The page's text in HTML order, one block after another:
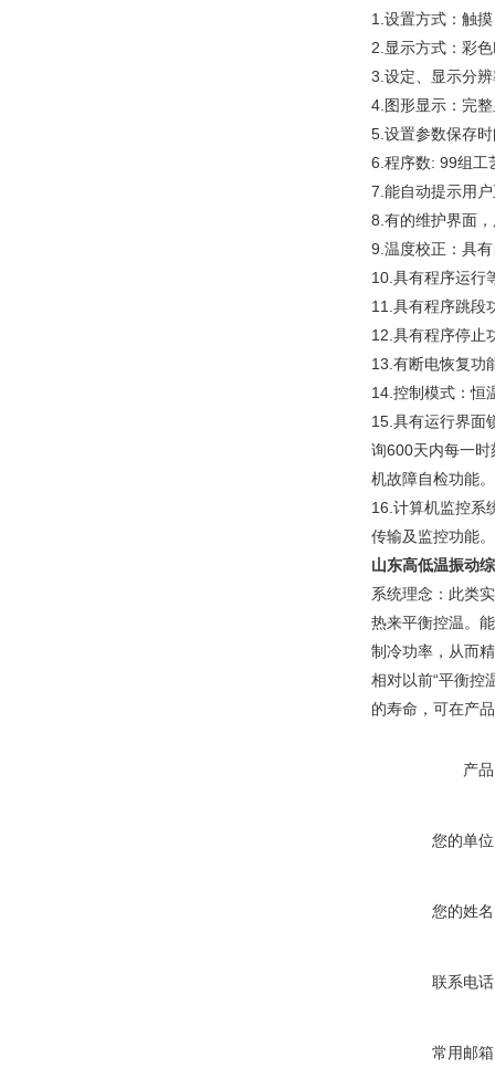
1.设置方式：触
2.显示方式：彩
3.设定、显示分
4.图形显示：完
5.设置参数保存
6.程序数: 99组工
7.能自动提示用
8.有的维护界面
9.温度校正：具
10.具有程序运行
11.具有程序跳段
12.具有程序停止
13.有断电恢复功
14.控制模式：恒
15.具有运行界面
询600天内每一
机故障自检功能。
16.计算机监控系
传输及监控功能
山东高低温振动
系统理念：此类
热来平衡控温。
制冷功率，从而
相对以前“平衡控
的寿命，可在产
产
您的单
您的姓
联系电
常用邮